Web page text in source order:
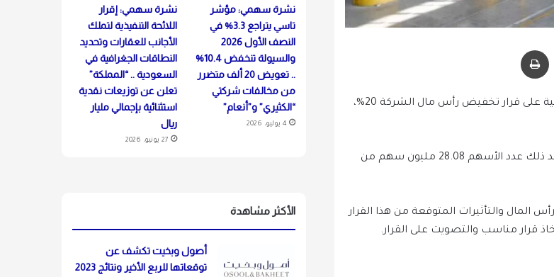
مشاركة عبر البريد
أعلنت شركة اتحاد مصانع الأسلاك (أسلاك) عن موافقة هيئة السوق المالية على قرار تخفيض رأس مال الشركة 20%،
سينخفض رأس المال من 351 مليون ريال إلى 280.8 مليون ريال، ويصبح بعد ذلك عدد الأسهم 28.08 مليون سهم من
والتأثيرات المتوقعة من هذا القرار
قرار مناسب والتصويت على القرار.
نشرة سهمي: مؤشر
تاسي يتراجع 3.3% في
النصف الأول 2026
والسيولة تنخفض 10.4%
.. تعويض 20 ألف متضرر
من مخالفات شركتي
“الكثيري” و”أنعام”
4 يوليو، 2026
نشرة سهمي: إقرار
اللائحة التنفيذية لتملك
الأجانب للعقارات وتحديد
النطاقات الجغرافية في
السعودية .. “المملكة”
تعلن عن توزيعات نقدية
استثنائية بإجمالي مليار
ريال
27 يونيو، 2026
الأكثر مشاهدة
أصول وبخيت تكشف عن
توقعاتها للربع الأخير ونتائج 2023